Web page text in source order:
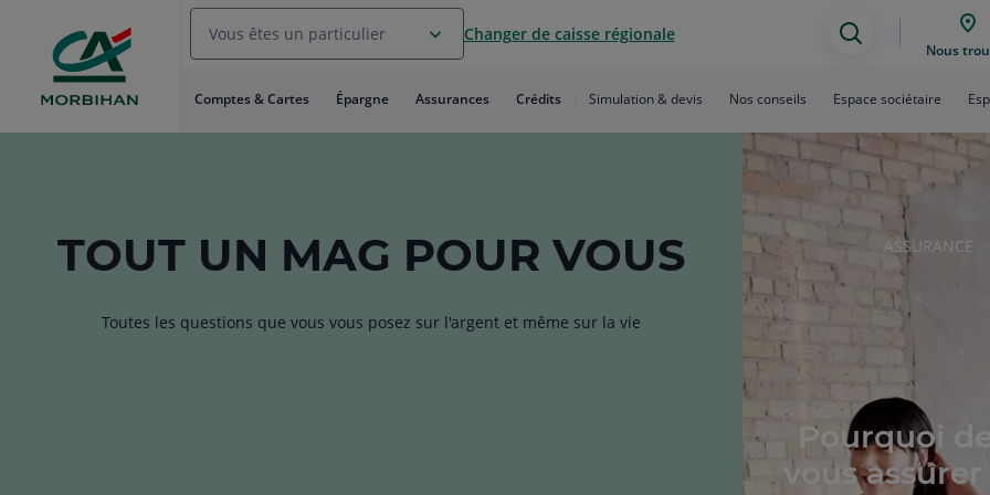
Menu
Aller au
Contenu
Vous êtes un particulier Changer de caisse régionale
Assistance
de
recherche
Nous
Comptes & Cartes Épargne Assurances Crédits Simulation & devis Nos conseils Espace sociétaire
TOUT UN MAG POUR VOUS
Toutes les questions que vous vous posez sur l'argent et même sur la vie
RUBRIQUE
DE
L'ARTICLE
ASSURANCE
Pourquoi
vous assurer